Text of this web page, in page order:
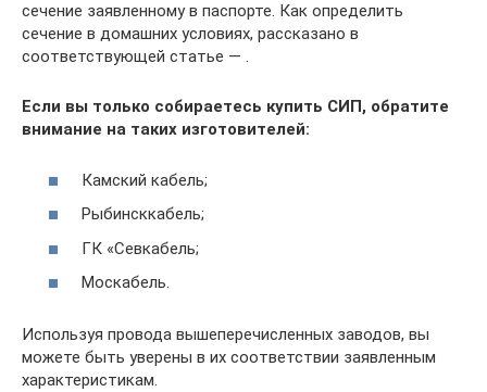
сечение заявленному в паспорте. Как определить
сечение в домашних условиях, рассказано в
соответствующей статье — .
Если вы только собираетесь купить СИП, обратите
внимание на таких изготовителей:
Камский кабель;
Рыбинсккабель;
ГК «Севкабель;
Москабель.
Используя провода вышеперечисленных заводов, вы
можете быть уверены в их соответствии заявленным
характеристикам.